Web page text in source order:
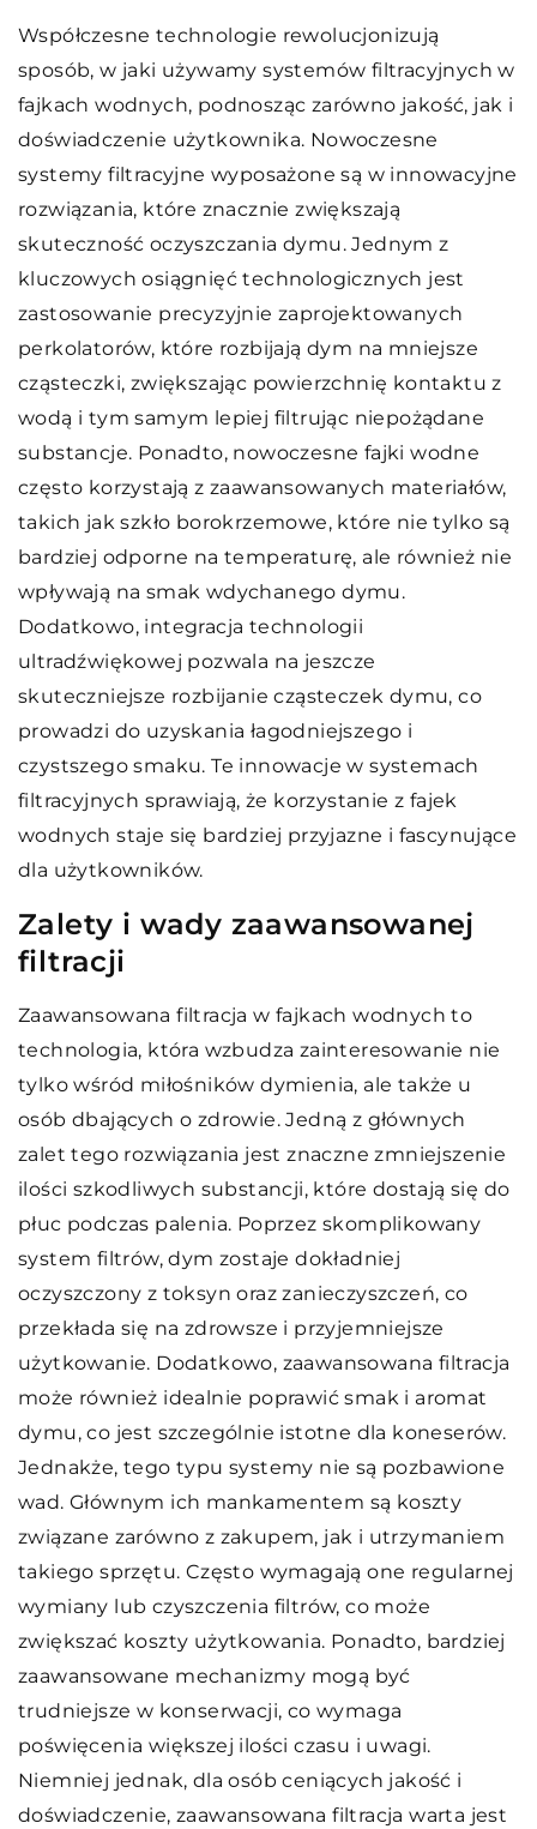
Współczesne technologie rewolucjonizują
sposób, w jaki używamy systemów filtracyjnych w
fajkach wodnych, podnosząc zarówno jakość, jak i
doświadczenie użytkownika. Nowoczesne
systemy filtracyjne wyposażone są w innowacyjne
rozwiązania, które znacznie zwiększają
skuteczność oczyszczania dymu. Jednym z
kluczowych osiągnięć technologicznych jest
zastosowanie precyzyjnie zaprojektowanych
perkolatorów, które rozbijają dym na mniejsze
cząsteczki, zwiększając powierzchnię kontaktu z
wodą i tym samym lepiej filtrując niepożądane
substancje. Ponadto, nowoczesne fajki wodne
często korzystają z zaawansowanych materiałów,
takich jak szkło borokrzemowe, które nie tylko są
bardziej odporne na temperaturę, ale również nie
wpływają na smak wdychanego dymu.
Dodatkowo, integracja technologii
ultradźwiękowej pozwala na jeszcze
skuteczniejsze rozbijanie cząsteczek dymu, co
prowadzi do uzyskania łagodniejszego i
czystszego smaku. Te innowacje w systemach
filtracyjnych sprawiają, że korzystanie z fajek
wodnych staje się bardziej przyjazne i fascynujące
dla użytkowników.
Zalety i wady zaawansowanej
filtracji
Zaawansowana filtracja w fajkach wodnych to
technologia, która wzbudza zainteresowanie nie
tylko wśród miłośników dymienia, ale także u
osób dbających o zdrowie. Jedną z głównych
zalet tego rozwiązania jest znaczne zmniejszenie
ilości szkodliwych substancji, które dostają się do
płuc podczas palenia. Poprzez skomplikowany
system filtrów, dym zostaje dokładniej
oczyszczony z toksyn oraz zanieczyszczeń, co
przekłada się na zdrowsze i przyjemniejsze
użytkowanie. Dodatkowo, zaawansowana filtracja
może również idealnie poprawić smak i aromat
dymu, co jest szczególnie istotne dla koneserów.
Jednakże, tego typu systemy nie są pozbawione
wad. Głównym ich mankamentem są koszty
związane zarówno z zakupem, jak i utrzymaniem
takiego sprzętu. Często wymagają one regularnej
wymiany lub czyszczenia filtrów, co może
zwiększać koszty użytkowania. Ponadto, bardziej
zaawansowane mechanizmy mogą być
trudniejsze w konserwacji, co wymaga
poświęcenia większej ilości czasu i uwagi.
Niemniej jednak, dla osób ceniących jakość i
doświadczenie, zaawansowana filtracja warta jest